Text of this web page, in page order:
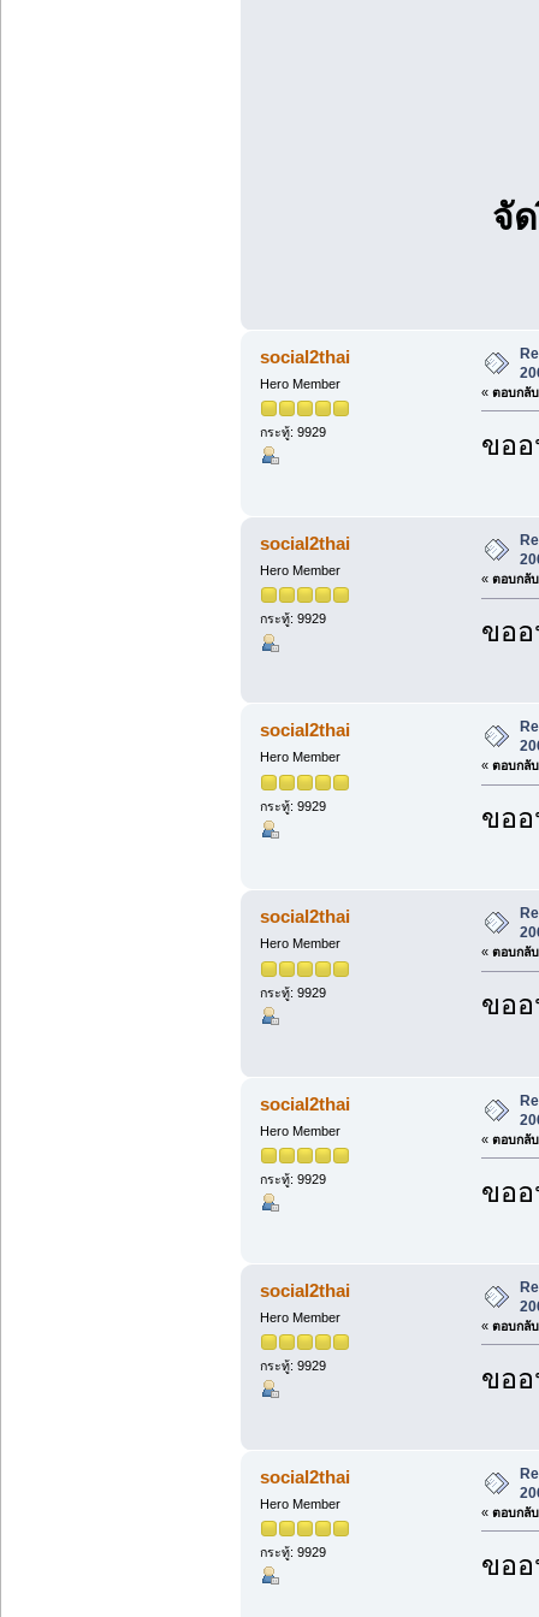
จั
social2thai
Hero Member
กระทู้: 9929
« ตอบกลั
ขอ
social2thai
Hero Member
กระทู้: 9929
« ตอบกลั
ขอ
social2thai
Hero Member
กระทู้: 9929
« ตอบกลั
ขอ
social2thai
Hero Member
กระทู้: 9929
« ตอบกลั
ขอ
social2thai
Hero Member
กระทู้: 9929
« ตอบกลั
ขอ
social2thai
Hero Member
กระทู้: 9929
« ตอบกลั
ขอ
social2thai
Hero Member
กระทู้: 9929
« ตอบกลั
ขอ